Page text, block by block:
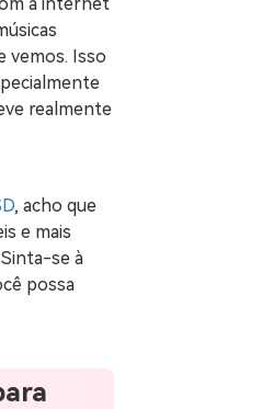
vemos. Isso
realmente
, acho que
e mais
se à
possa